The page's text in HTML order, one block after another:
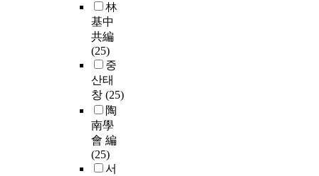
林
基中
共編
(25)
중
산태
창 (25)
陶
南學
會 編
(25)
서